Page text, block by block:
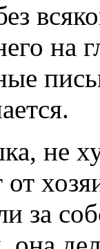
на
не
от
за